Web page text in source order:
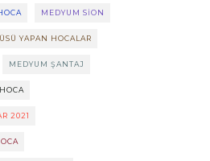
MEDYUM SION
YAPAN HOCALAR
MEDYUM ŞANTAJ
2021